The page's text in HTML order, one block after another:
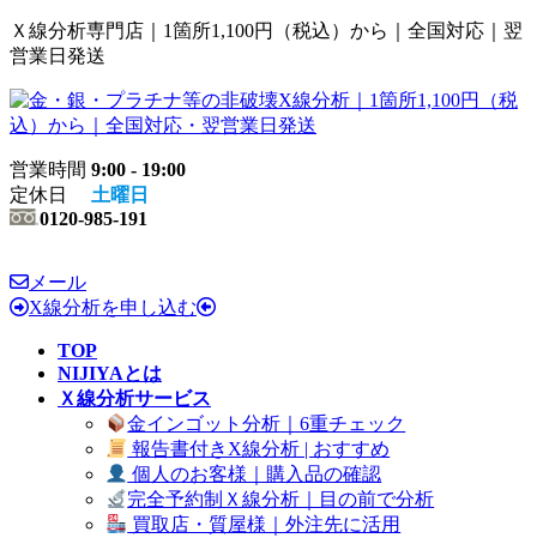
コ
ン
ン
ツ
ス
キ
ッ
ナ
ビ
ー
シ
ン
に
移
Ｘ線分析専門店｜1箇所1,100円（税込）から｜全国対応｜翌
営業日発送
営業時間 9:00 - 19:00
定休日 土曜日
0120-985-191
メール
X線分析を申し込む
TOP
NIJIYAとは
Ｘ線分析サービス
金インゴット分析｜6重チェック
報告書付きX線分析 | おすすめ
個人のお客様｜購入品の確認
完全予約制Ｘ線分析｜目の前で分析
買取店・質屋様｜外注先に活用